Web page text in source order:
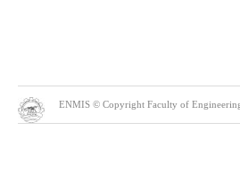
ENMIS © Copyright Faculty of Engineering,